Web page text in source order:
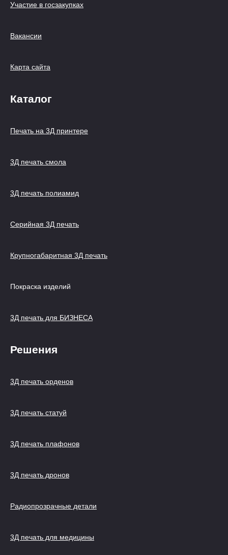
Участие в госзакупках
Вакансии
Карта сайта
Каталог
Печать на 3Д принтере
3Д печать смола
3Д печать полиамид
Серийная 3Д печать
Крупногабаритная 3Д печать
Покраска изделий
3Д печать для БИЗНЕСА
Решения
3Д печать орденов
3Д печать статуй
3Д печать плафонов
3Д печать дронов
Радиопрозрачные детали
3Д печать для медицины